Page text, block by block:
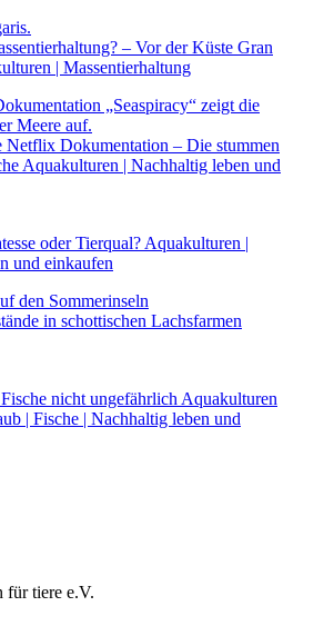
– Vor der Küste Gran
| Massentierhaltung
Netflix Dokumentation – Die stummen
Aquakulturen | Nachhaltig leben und
oder Tierqual? Aquakulturen |
und einkaufen
in schottischen Lachsfarmen
nicht ungefährlich Aquakulturen
| Fische | Nachhaltig leben und
für tiere e.V.